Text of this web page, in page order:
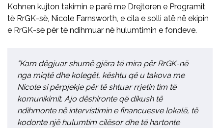
Kohnen kujton takimin e parë me Drejtoren e Programit
të RrGK-së, Nicole Farnsworth, e cila e solli atë në ekipin
e RrGK-së për të ndihmuar në hulumtimin e fondeve.
“Kam dëgjuar shumë gjëra të mira për RrGK-në
nga miqtë dhe kolegët, kështu që u takova me
Nicole si përpjekje për të shtuar rrjetin tim të
komunikimit. Ajo dëshironte që dikush të
ndihmonte në intervistimin e financuesve lokalë, të
kodonte një hulumtim cilësor dhe të hartonte